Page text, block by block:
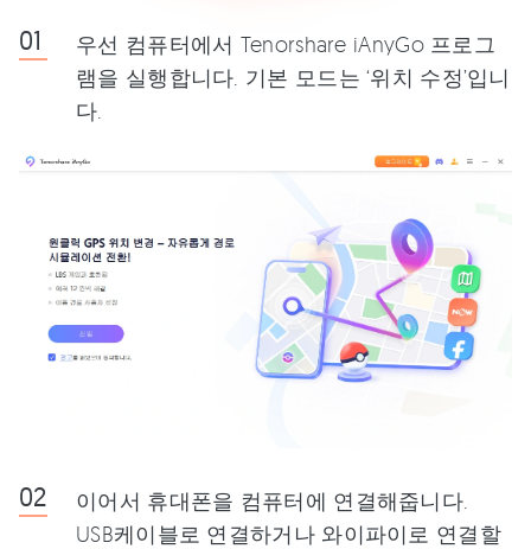
우선 컴퓨터에서 Tenorshare iAnyGo 프로그
램을 실행합니다. 기본 모드는 ‘위치 수정’입니
다.
이어서 휴대폰을 컴퓨터에 연결해줍니다.
USB케이블로 연결하거나 와이파이로 연결할